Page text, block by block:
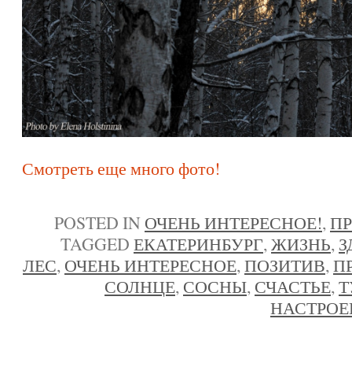
Смотреть еще много фото!
POSTED IN ОЧЕНЬ ИНТЕРЕСНОЕ!,
TAGGED ЕКАТЕРИНБУРГ, ЖИЗНЬ,
ЛЕС, ОЧЕНЬ ИНТЕРЕСНОЕ, ПОЗИТИВ,
СОЛНЦЕ, СОСНЫ, СЧАСТЬЕ,